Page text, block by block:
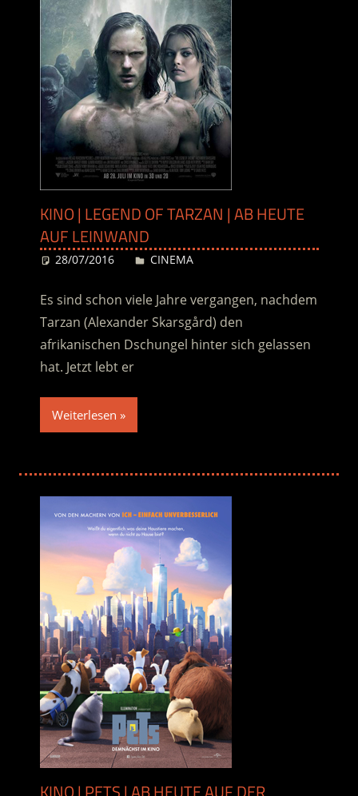
KINO | LEGEND OF TARZAN | AB HEUTE
AUF LEINWAND
28/07/2016 Desiree
CINEMA
Es sind schon viele Jahre vergangen, nachdem
Tarzan (Alexander Skarsgård) den
afrikanischen Dschungel hinter sich gelassen
hat. Jetzt lebt er
Weiterlesen